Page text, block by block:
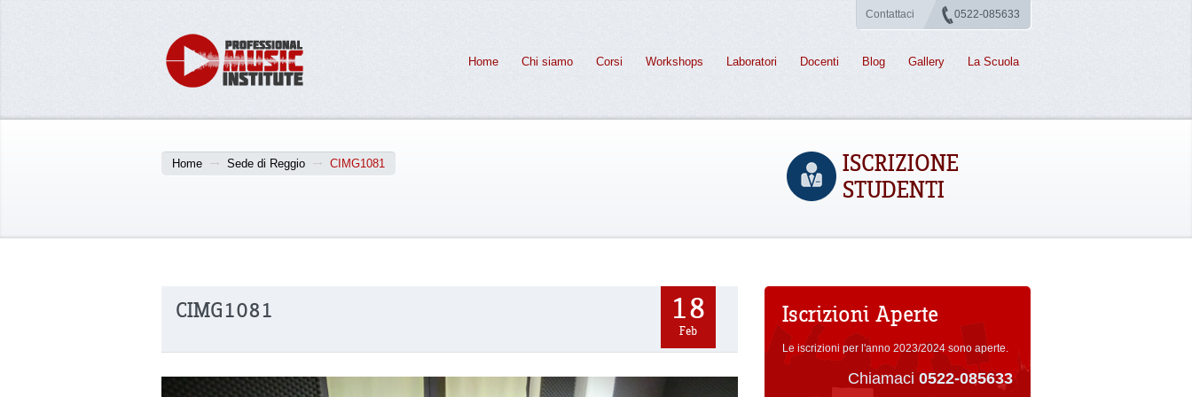
Contattaci 0522-085633
Home Chi siamo Corsi Workshops Laboratori Docenti Blog Gallery La Scuola
ISCRIZIONE
STUDENTI
Home Sede di Reggio CIMG1081
18
Feb
CIMG1081 Iscrizioni Aperte
Le iscrizioni per l'anno 2023/2024 sono aperte.
Chiamaci 0522-085633